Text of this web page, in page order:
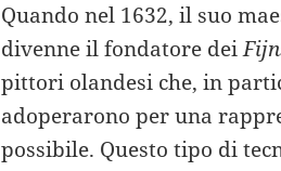
Quando nel 1632, il suo
divenne il fondatore dei
pittori olandesi che, in
adoperarono per una
possibile. Questo tipo di